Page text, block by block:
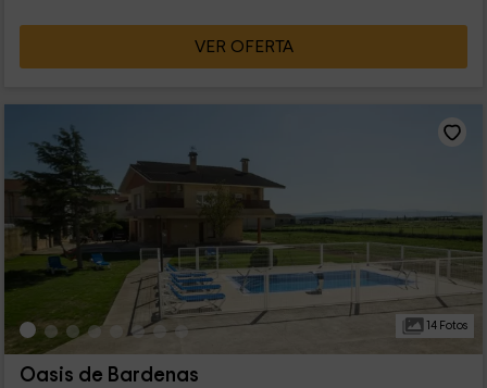
VER OFERTA
14 Fotos
Oasis de Bardenas